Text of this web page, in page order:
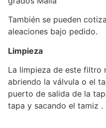
También se pueden
aleaciones bajo pedido.
Limpieza
La limpieza de este filtro
abriendo la válvula o el
puerto de salida de la
tapa y sacando el tamiz .